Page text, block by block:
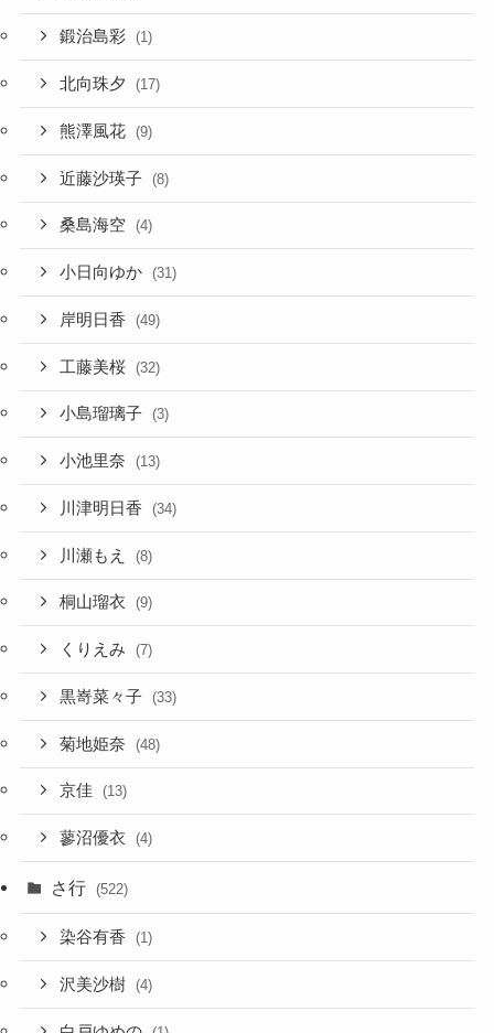
鍛治島彩 (1)
北向珠夕 (17)
熊澤風花 (9)
近藤沙瑛子 (8)
桑島海空 (4)
小日向ゆか (31)
岸明日香 (49)
工藤美桜 (32)
小島瑠璃子 (3)
小池里奈 (13)
川津明日香 (34)
川瀬もえ (8)
桐山瑠衣 (9)
くりえみ (7)
黒嵜菜々子 (33)
菊地姫奈 (48)
京佳 (13)
蓼沼優衣 (4)
さ行 (522)
染谷有香 (1)
沢美沙樹 (4)